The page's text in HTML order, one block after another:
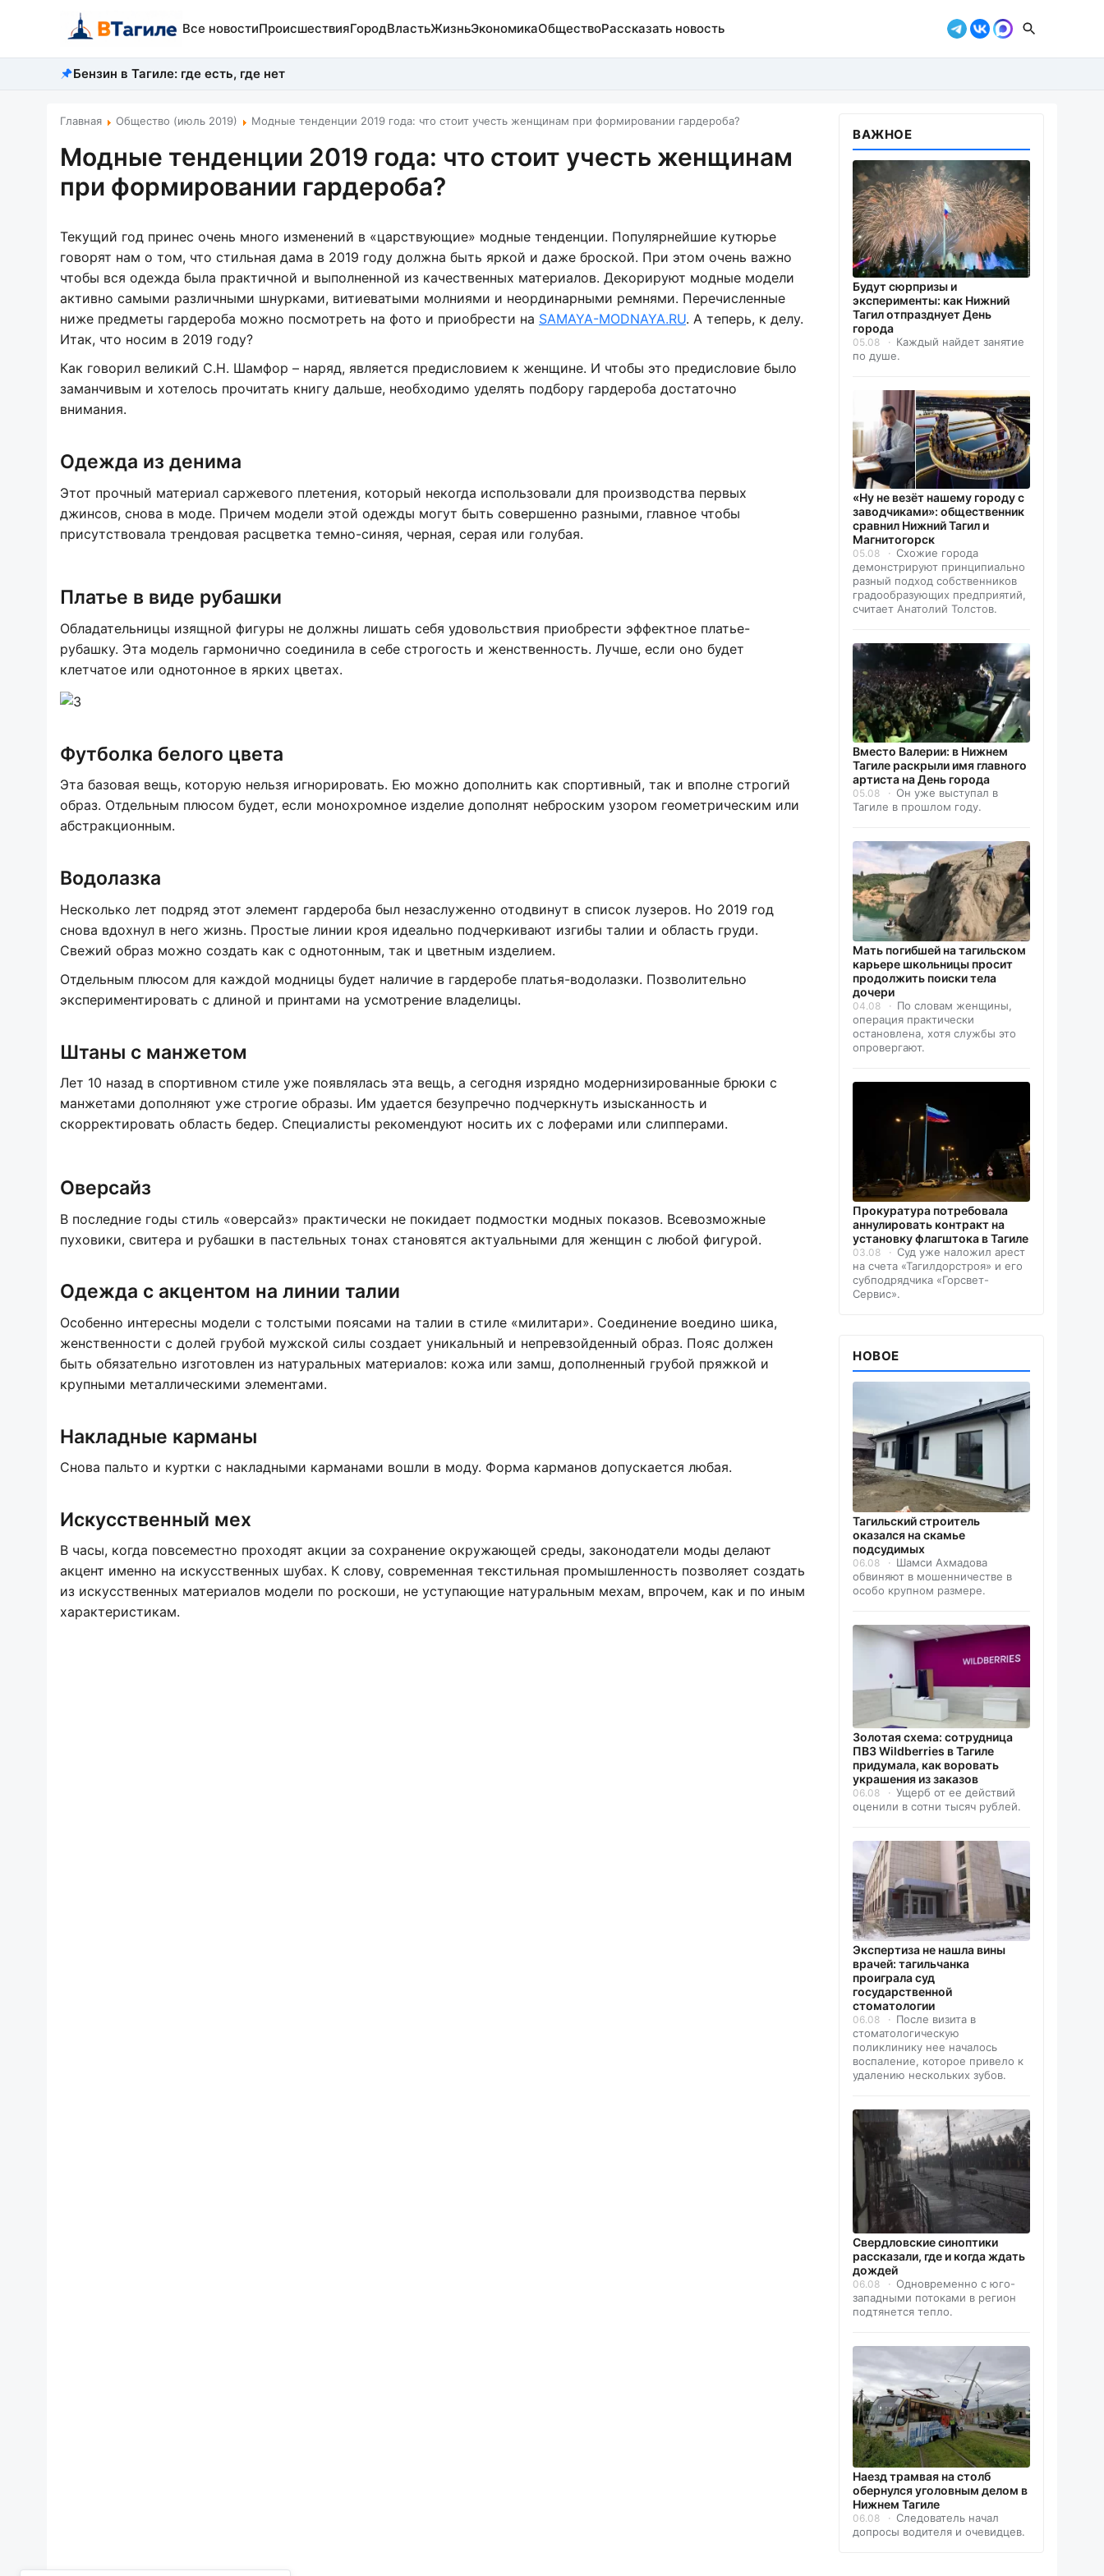
Все новостиПроисшествияГородВластьЖизньЭкономикаОбществоРассказать новость
Бензин в Тагиле: где есть, где нет
Главная Общество (июль 2019) Модные тенденции 2019 года: что стоит учесть женщинам при формировании гардероба?
Модные тенденции 2019 года: что стоит учесть женщинам
при формировании гардероба?
Текущий год принес очень много изменений в «царствующие» модные тенденции. Популярнейшие кутюрье
говорят нам о том, что стильная дама в 2019 году должна быть яркой и даже броской. При этом очень важно
чтобы вся одежда была практичной и выполненной из качественных материалов. Декорируют модные модели
активно самыми различными шнурками, витиеватыми молниями и неординарными ремнями. Перечисленные
ниже предметы гардероба можно посмотреть на фото и приобрести на SAMAYA-MODNAYA.RU. А теперь, к делу.
Итак, что носим в 2019 году?
Как говорил великий С.Н. Шамфор – наряд, является предисловием к женщине. И чтобы это предисловие было
заманчивым и хотелось прочитать книгу дальше, необходимо уделять подбору гардероба достаточно
внимания.
Одежда из денима
Этот прочный материал саржевого плетения, который некогда использовали для производства первых
джинсов, снова в моде. Причем модели этой одежды могут быть совершенно разными, главное чтобы
присутствовала трендовая расцветка темно-синяя, черная, серая или голубая.
Платье в виде рубашки
Обладательницы изящной фигуры не должны лишать себя удовольствия приобрести эффектное платье-
рубашку. Эта модель гармонично соединила в себе строгость и женственность. Лучше, если оно будет
клетчатое или однотонное в ярких цветах.
Футболка белого цвета
Эта базовая вещь, которую нельзя игнорировать. Ею можно дополнить как спортивный, так и вполне строгий
образ. Отдельным плюсом будет, если монохромное изделие дополнят неброским узором геометрическим или
абстракционным.
Водолазка
Несколько лет подряд этот элемент гардероба был незаслуженно отодвинут в список лузеров. Но 2019 год
снова вдохнул в него жизнь. Простые линии кроя идеально подчеркивают изгибы талии и область груди.
Свежий образ можно создать как с однотонным, так и цветным изделием.
Отдельным плюсом для каждой модницы будет наличие в гардеробе платья-водолазки. Позволительно
экспериментировать с длиной и принтами на усмотрение владелицы.
Штаны с манжетом
Лет 10 назад в спортивном стиле уже появлялась эта вещь, а сегодня изрядно модернизированные брюки с
манжетами дополняют уже строгие образы. Им удается безупречно подчеркнуть изысканность и
скорректировать область бедер. Специалисты рекомендуют носить их с лоферами или слипперами.
Оверсайз
В последние годы стиль «оверсайз» практически не покидает подмостки модных показов. Всевозможные
пуховики, свитера и рубашки в пастельных тонах становятся актуальными для женщин с любой фигурой.
Одежда с акцентом на линии талии
Особенно интересны модели с толстыми поясами на талии в стиле «милитари». Соединение воедино шика,
женственности с долей грубой мужской силы создает уникальный и непревзойденный образ. Пояс должен
быть обязательно изготовлен из натуральных материалов: кожа или замш, дополненный грубой пряжкой и
крупными металлическими элементами.
Накладные карманы
Снова пальто и куртки с накладными карманами вошли в моду. Форма карманов допускается любая.
Искусственный мех
В часы, когда повсеместно проходят акции за сохранение окружающей среды, законодатели моды делают
акцент именно на искусственных шубах. К слову, современная текстильная промышленность позволяет создать
из искусственных материалов модели по роскоши, не уступающие натуральным мехам, впрочем, как и по иным
характеристикам.
ВАЖНОЕ
Будут сюрпризы и
эксперименты: как Нижний
Тагил отпразднует День
города
05.08
Каждый найдет занятие
по душе.
«Ну не везёт нашему городу с
заводчиками»: общественник
сравнил Нижний Тагил и
Магнитогорск
05.08
Схожие города
демонстрируют принципиально
разный подход собственников
градообразующих предприятий,
считает Анатолий Толстов.
Вместо Валерии: в Нижнем
Тагиле раскрыли имя главного
артиста на День города
05.08
Он уже выступал в
Тагиле в прошлом году.
Мать погибшей на тагильском
карьере школьницы просит
продолжить поиски тела
дочери
04.08
По словам женщины,
операция практически
остановлена, хотя службы это
опровергают.
Прокуратура потребовала
аннулировать контракт на
установку флагштока в Тагиле
03.08
Суд уже наложил арест
на счета «Тагилдорстроя» и его
субподрядчика «Горсвет-
Сервис».
НОВОЕ
Тагильский строитель
оказался на скамье
подсудимых
06.08
Шамси Ахмадова
обвиняют в мошенничестве в
особо крупном размере.
Золотая схема: сотрудница
ПВЗ Wildberries в Тагиле
придумала, как воровать
украшения из заказов
06.08
Ущерб от ее действий
оценили в сотни тысяч рублей.
Экспертиза не нашла вины
врачей: тагильчанка
проиграла суд
государственной
стоматологии
06.08
После визита в
стоматологическую
поликлинику нее началось
воспаление, которое привело к
удалению нескольких зубов.
Свердловские синоптики
рассказали, где и когда ждать
дождей
06.08
Одновременно с юго-
западными потоками в регион
подтянется тепло.
Наезд трамвая на столб
обернулся уголовным делом в
Нижнем Тагиле
06.08
Следователь начал
допросы водителя и очевидцев.